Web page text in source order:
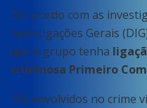
De acordo com as
Investigações Gerais
que o grupo tenha
criminosa Primeiro
“Os envolvidos no crime